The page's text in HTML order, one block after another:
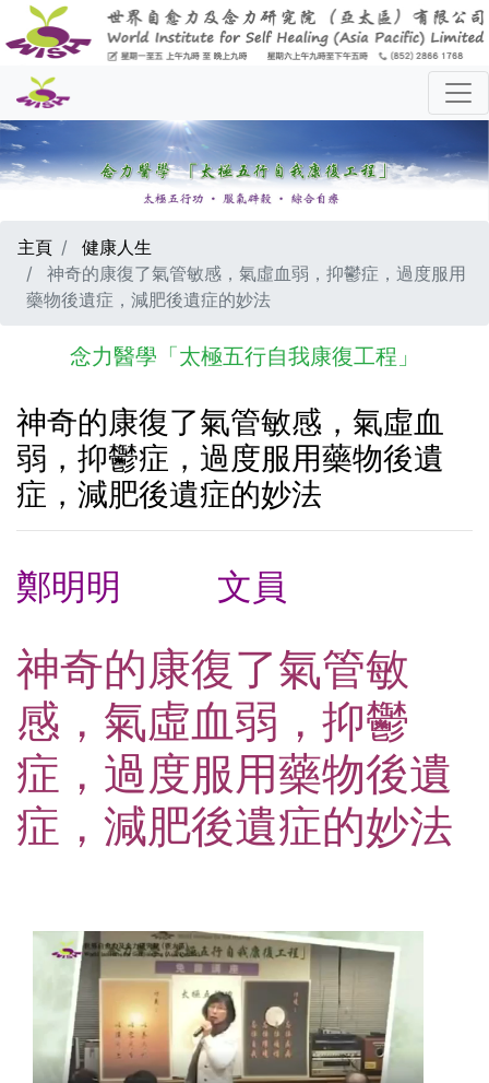
主頁
健康人生
神奇的康復了氣管敏感，氣虛血弱，抑鬱症，過度服用
藥物後遺症，減肥後遺症的妙法
念力醫學「太極五行自我康復工程」
神奇的康復了氣管敏感，氣虛血
弱，抑鬱症，過度服用藥物後遺
症，減肥後遺症的妙法
鄭明明 文員
神奇的康復了氣管敏
感，氣虛血弱，抑鬱
症，過度服用藥物後遺
症，減肥後遺症的妙法